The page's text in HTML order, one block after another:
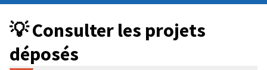
💡 Consulter les projets
déposés